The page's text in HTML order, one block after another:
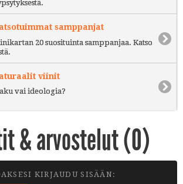
samppanjat
20 suosituinta samppanjaa. Katso
viinit
vai ideologia?
& arvostelut (0)
KIRJAUDU SISÄÄN: